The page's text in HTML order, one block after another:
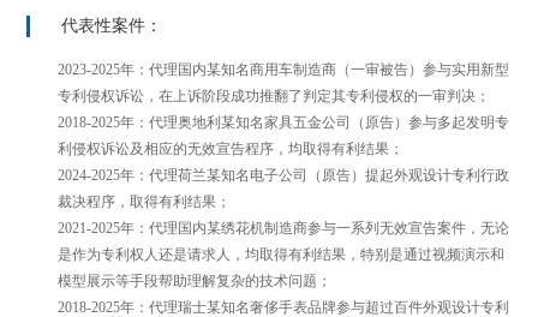
代表性案件：
2023-2025年：代理国内某知名商用车制造商（一审被告）参与实用新型
专利侵权诉讼，在上诉阶段成功推翻了判定其专利侵权的一审判决；
2018-2025年：代理奥地利某知名家具五金公司（原告）参与多起发明专
利侵权诉讼及相应的无效宣告程序，均取得有利结果；
2024-2025年：代理荷兰某知名电子公司（原告）提起外观设计专利行政
裁决程序，取得有利结果；
2021-2025年：代理国内某绣花机制造商参与一系列无效宣告案件，无论
是作为专利权人还是请求人，均取得有利结果，特别是通过视频演示和
模型展示等手段帮助理解复杂的技术问题；
2018-2025年：代理瑞士某知名奢侈手表品牌参与超过百件外观设计专利